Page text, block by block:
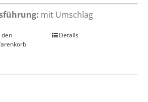
mit Umschlag
den
Details